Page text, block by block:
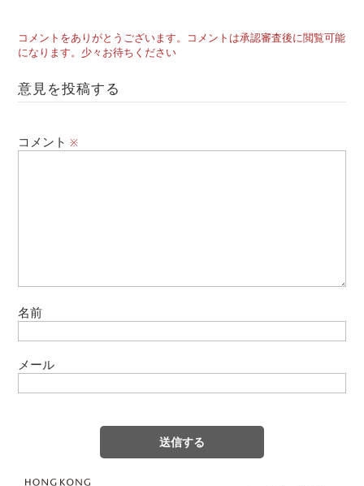
コメントをありがとうございます。コメントは承認審査後に閲覧可能
になります。少々お待ちください
意見を投稿する
コメント※
名前
メール